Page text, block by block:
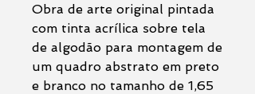
Obra de arte original pintada
com tinta acrílica sobre tela
de algodão para montagem de
um quadro abstrato em preto
e branco no tamanho de 1,65